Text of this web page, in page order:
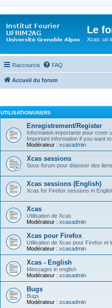
Le
Xcas: un
Raccourcis FAQ
Accueil du forum
UTILISATION/USERS
Enregistrement/Register
Information importante pour creer
Important information if you want
Modérateur : xcasadmin
Xcas sessions
Sous-forum pour déposer des
Xcas sessions (English)
Xcas for Firefox sessions in
Xcas
Utilisation de Xcas
Modérateur : xcasadmin
Xcas pour Firefox
Utilisation de Xcas pour Firefox et
Modérateur : xcasadmin
Xcas - English
Messages in english
Modérateur : xcasadmin
Bugs
Bugs
Modérateur : xcasadmin